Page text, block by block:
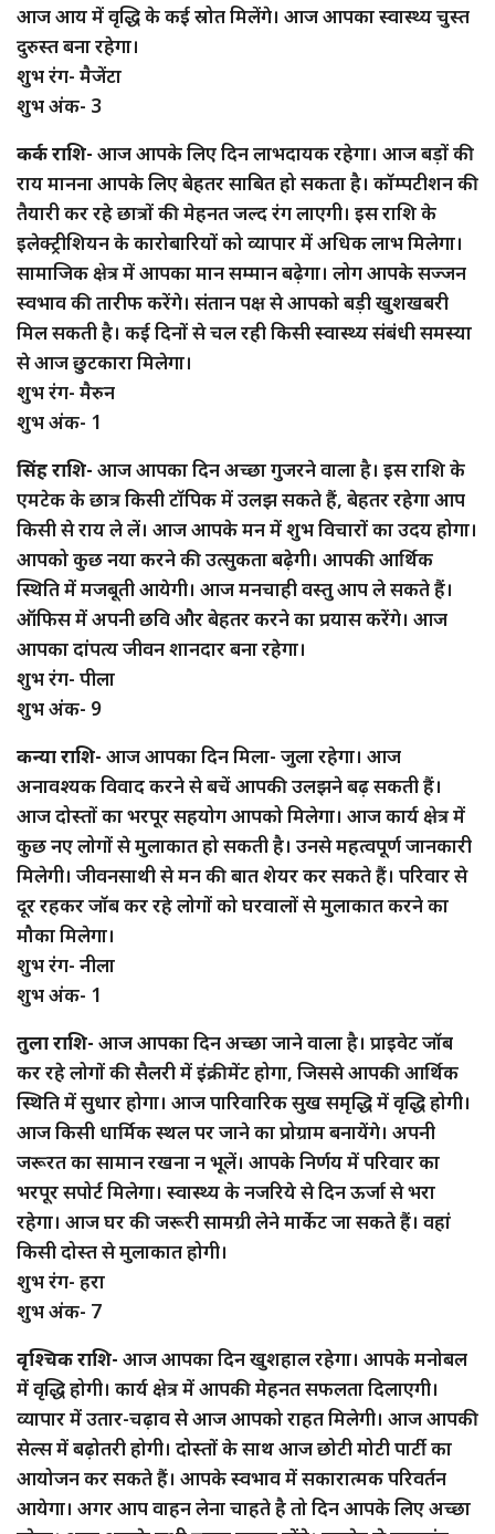
आज आय में वृद्धि के कई स्रोत मिलेंगे। आज आपका स्वास्थ्य चुस्त
दुरुस्त बना रहेगा।
शुभ रंग- मैजेंटा
शुभ अंक- 3
कर्क राशि- आज आपके लिए दिन लाभदायक रहेगा। आज बड़ों की
राय मानना आपके लिए बेहतर साबित हो सकता है। कॉम्पटीशन की
तैयारी कर रहे छात्रों की मेहनत जल्द रंग लाएगी। इस राशि के
इलेक्ट्रीशियन के कारोबारियों को व्यापार में अधिक लाभ मिलेगा।
सामाजिक क्षेत्र में आपका मान सम्मान बढ़ेगा। लोग आपके सज्जन
स्वभाव की तारीफ करेंगे। संतान पक्ष से आपको बड़ी खुशखबरी
मिल सकती है। कई दिनों से चल रही किसी स्वास्थ्य संबंधी समस्या
से आज छुटकारा मिलेगा।
शुभ रंग- मैरुन
शुभ अंक- 1
सिंह राशि- आज आपका दिन अच्छा गुजरने वाला है। इस राशि के
एमटेक के छात्र किसी टॉपिक में उलझ सकते हैं, बेहतर रहेगा आप
किसी से राय ले लें। आज आपके मन में शुभ विचारों का उदय होगा।
आपको कुछ नया करने की उत्सुकता बढ़ेगी। आपकी आर्थिक
स्थिति में मजबूती आयेगी। आज मनचाही वस्तु आप ले सकते हैं।
ऑफिस में अपनी छवि और बेहतर करने का प्रयास करेंगे। आज
आपका दांपत्य जीवन शानदार बना रहेगा।
शुभ रंग- पीला
शुभ अंक- 9
कन्या राशि- आज आपका दिन मिला- जुला रहेगा। आज
अनावश्यक विवाद करने से बचें आपकी उलझने बढ़ सकती हैं।
आज दोस्तों का भरपूर सहयोग आपको मिलेगा। आज कार्य क्षेत्र में
कुछ नए लोगों से मुलाकात हो सकती है। उनसे महत्वपूर्ण जानकारी
मिलेगी। जीवनसाथी से मन की बात शेयर कर सकते हैं। परिवार से
दूर रहकर जॉब कर रहे लोगों को घरवालों से मुलाकात करने का
मौका मिलेगा।
शुभ रंग- नीला
शुभ अंक- 1
तुला राशि- आज आपका दिन अच्छा जाने वाला है। प्राइवेट जॉब
कर रहे लोगों की सैलरी में इंक्रीमेंट होगा, जिससे आपकी आर्थिक
स्थिति में सुधार होगा। आज पारिवारिक सुख समृद्धि में वृद्धि होगी।
आज किसी धार्मिक स्थल पर जाने का प्रोग्राम बनायेंगे। अपनी
जरूरत का सामान रखना न भूलें। आपके निर्णय में परिवार का
भरपूर सपोर्ट मिलेगा। स्वास्थ्य के नजरिये से दिन ऊर्जा से भरा
रहेगा। आज घर की जरूरी सामग्री लेने मार्केट जा सकते हैं। वहां
किसी दोस्त से मुलाकात होगी।
शुभ रंग- हरा
शुभ अंक- 7
वृश्चिक राशि- आज आपका दिन खुशहाल रहेगा। आपके मनोबल
में वृद्धि होगी। कार्य क्षेत्र में आपकी मेहनत सफलता दिलाएगी।
व्यापार में उतार-चढ़ाव से आज आपको राहत मिलेगी। आज आपकी
सेल्स में बढ़ोतरी होगी। दोस्तों के साथ आज छोटी मोटी पार्टी का
आयोजन कर सकते हैं। आपके स्वभाव में सकारात्मक परिवर्तन
आयेगा। अगर आप वाहन लेना चाहते है तो दिन आपके लिए अच्छा